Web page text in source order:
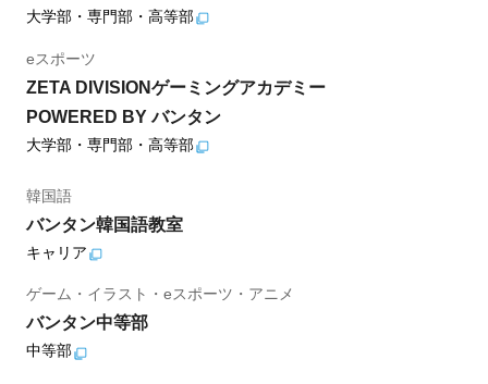
大学部・専門部・高等部
eスポーツ
ZETA DIVISIONゲーミングアカデミー
POWERED BY バンタン
大学部・専門部・高等部
韓国語
バンタン韓国語教室
キャリア
ゲーム・イラスト・eスポーツ・アニメ
バンタン中等部
中等部